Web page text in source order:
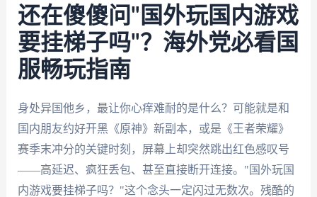
还在傻傻问"国外玩国内游戏
要挂梯子吗"？海外党必看国
服畅玩指南
身处异国他乡，最让你心痒难耐的是什么？可能就是和
国内朋友约好开黑《原神》新副本，或是《王者荣耀》
赛季末冲分的关键时刻，屏幕上却突然跳出红色感叹号
——高延迟、疯狂丢包、甚至直接断开连接。"国外玩国
内游戏要挂梯子吗？"这个念头一定闪过无数次。残酷的